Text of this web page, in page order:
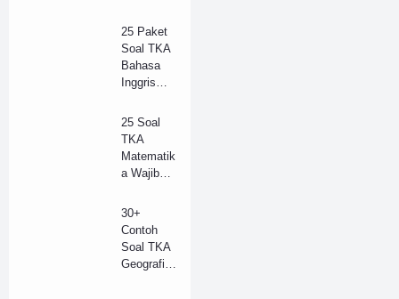
2025 dan
Kunci
Jawaban
(B)
25 Paket
Soal TKA
Bahasa
Inggris
SMA/SM
K 2025 +
Kunci
Jawaban
(Model B)
25 Soal
TKA
Matematik
a Wajib
Tahun
2025 +
Kunci
Jawaban
Lengkap
30+
Contoh
Soal TKA
Geografi